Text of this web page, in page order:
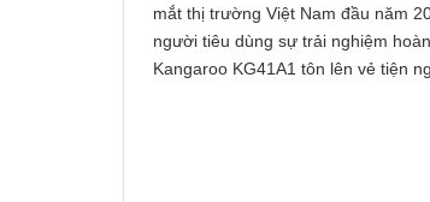
mắt thị trường Việt Nam đầu năm
người tiêu dùng sự trải nghiệm
Kangaroo KG41A1 tôn lên vẻ tiện